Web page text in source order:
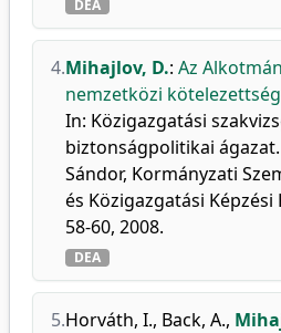
DEA
4.Mihajlov, D.: Az
nemzetközi
In: Közigazgatási
biztonságpolitikai ágazat.
Sándor, Kormányzati
és Közigazgatási
58-60, 2008.
DEA
5.Horváth, I., Back, A.,